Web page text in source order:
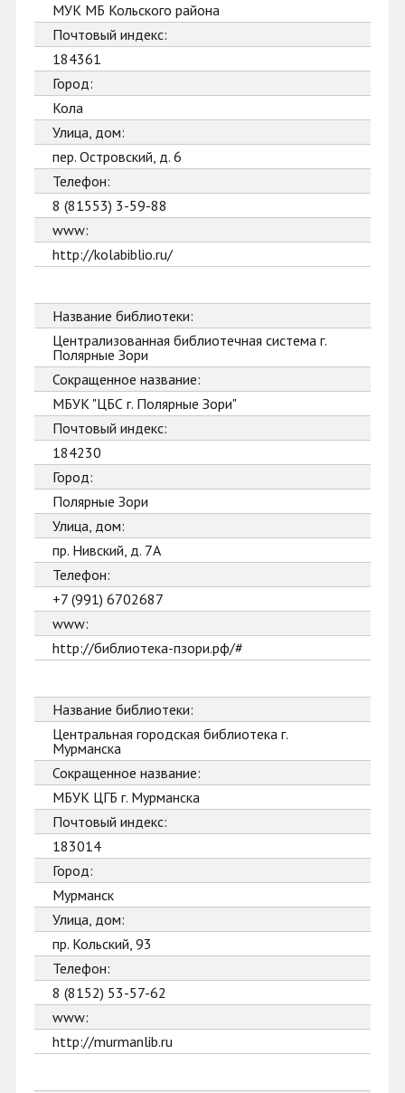
МУК МБ Кольского района
Почтовый индекс:
184361
Город:
Кола
Улица, дом:
пер. Островский, д. 6
Телефон:
8 (81553) 3-59-88
www:
http://kolabiblio.ru/
Название библиотеки:
Централизованная библиотечная система г.
Полярные Зори
Сокращенное название:
МБУК "ЦБС г. Полярные Зори"
Почтовый индекс:
184230
Город:
Полярные Зори
Улица, дом:
пр. Нивский, д. 7А
Телефон:
+7 (991) 6702687
www:
http://библиотека-пзори.рф/#
Название библиотеки:
Центральная городская библиотека г.
Мурманска
Сокращенное название:
МБУК ЦГБ г. Мурманска
Почтовый индекс:
183014
Город:
Мурманск
Улица, дом:
пр. Кольский, 93
Телефон:
8 (8152) 53-57-62
www:
http://murmanlib.ru